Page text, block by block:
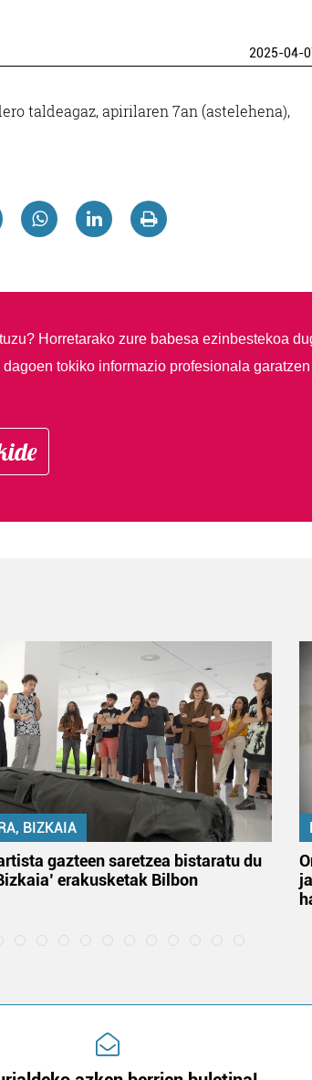
2025-04-
taldeagaz, apirilaren 7an (astelehena),
Horretarako zure babesa ezinbestekoa
tokiko informazio profesionala garatzen
BIZKAIA
gazteen saretzea bistaratu du
erakusketak Bilbon